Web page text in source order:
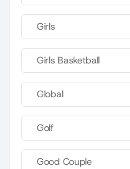
Girls
Girls Basketball
Global
Golf
Good Couple